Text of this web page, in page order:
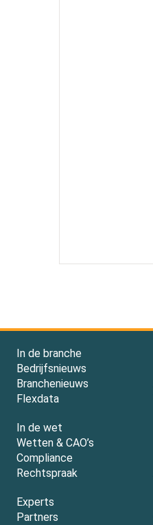
In de branche
Bedrijfsnieuws
Branchenieuws
Flexdata
In de wet
Wetten & CAO’s
Compliance
Rechtspraak
Experts
Partners